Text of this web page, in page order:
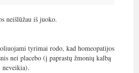
neišlūžau iš juoko.
tyrimai rodo, kad homeopatijos
nei placebo (į paprastų žmonių kalbą
neveikia).